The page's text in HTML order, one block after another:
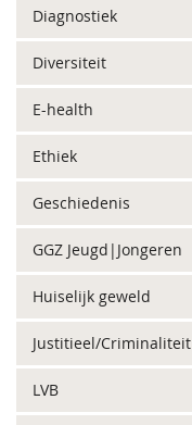
Diagnostiek
Diversiteit
E-health
Ethiek
Geschiedenis
GGZ Jeugd|Jongeren
Huiselijk geweld
Justitieel/Criminaliteit
LVB